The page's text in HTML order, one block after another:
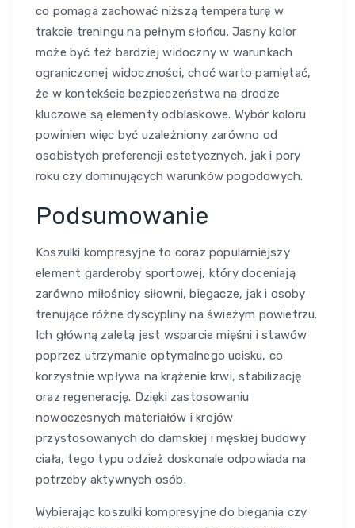
co pomaga zachować niższą temperaturę w
trakcie treningu na pełnym słońcu. Jasny kolor
może być też bardziej widoczny w warunkach
ograniczonej widoczności, choć warto pamiętać,
że w kontekście bezpieczeństwa na drodze
kluczowe są elementy odblaskowe. Wybór koloru
powinien więc być uzależniony zarówno od
osobistych preferencji estetycznych, jak i pory
roku czy dominujących warunków pogodowych.
Podsumowanie
Koszulki kompresyjne to coraz popularniejszy
element garderoby sportowej, który doceniają
zarówno miłośnicy siłowni, biegacze, jak i osoby
trenujące różne dyscypliny na świeżym powietrzu.
Ich główną zaletą jest wsparcie mięśni i stawów
poprzez utrzymanie optymalnego ucisku, co
korzystnie wpływa na krążenie krwi, stabilizację
oraz regenerację. Dzięki zastosowaniu
nowoczesnych materiałów i krojów
przystosowanych do damskiej i męskiej budowy
ciała, tego typu odzież doskonale odpowiada na
potrzeby aktywnych osób.
Wybierając koszulki kompresyjne do biegania czy